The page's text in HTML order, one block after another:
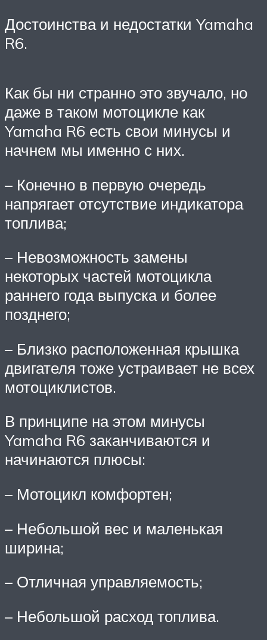
Достоинства и недостатки Yamaha
R6.
Как бы ни странно это звучало, но
даже в таком мотоцикле как
Yamaha R6 есть свои минусы и
начнем мы именно с них.
– Конечно в первую очередь
напрягает отсутствие индикатора
топлива;
– Невозможность замены
некоторых частей мотоцикла
раннего года выпуска и более
позднего;
– Близко расположенная крышка
двигателя тоже устраивает не всех
мотоциклистов.
В принципе на этом минусы
Yamaha R6 заканчиваются и
начинаются плюсы:
– Мотоцикл комфортен;
– Небольшой вес и маленькая
ширина;
– Отличная управляемость;
– Небольшой расход топлива.